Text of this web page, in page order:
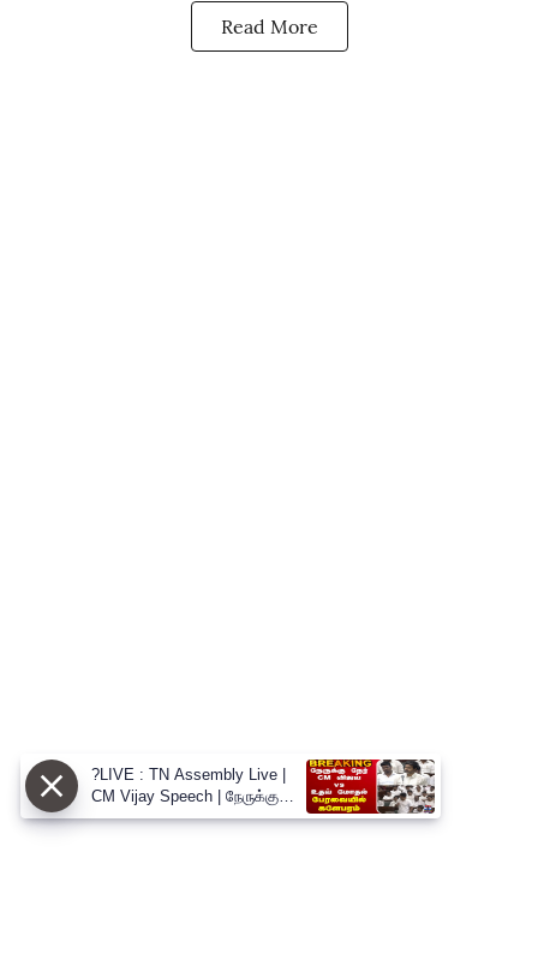
Read More
?LIVE : TN Assembly Live |
CM Vijay Speech | நேருக்கு
நேர் CM விஜய் vs உதய் மோதல்